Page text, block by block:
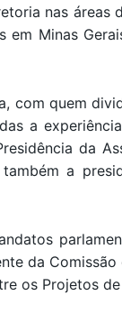
nas áreas
em Minas
com quem
a
da
a
da Comissão
os Projetos